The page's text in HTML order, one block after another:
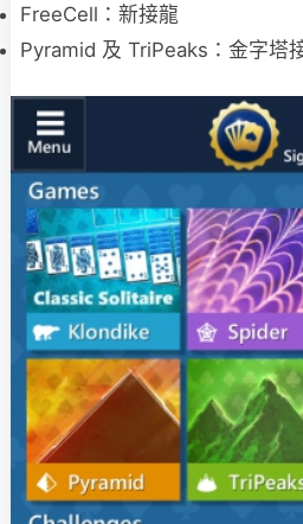
FreeCell：新接龍
Pyramid 及 TriPeaks：金字塔